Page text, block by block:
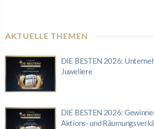
AKTUELLE THEMEN
DIE BESTEN 2026:
Juweliere
DIE BESTEN 2026:
Aktions- und